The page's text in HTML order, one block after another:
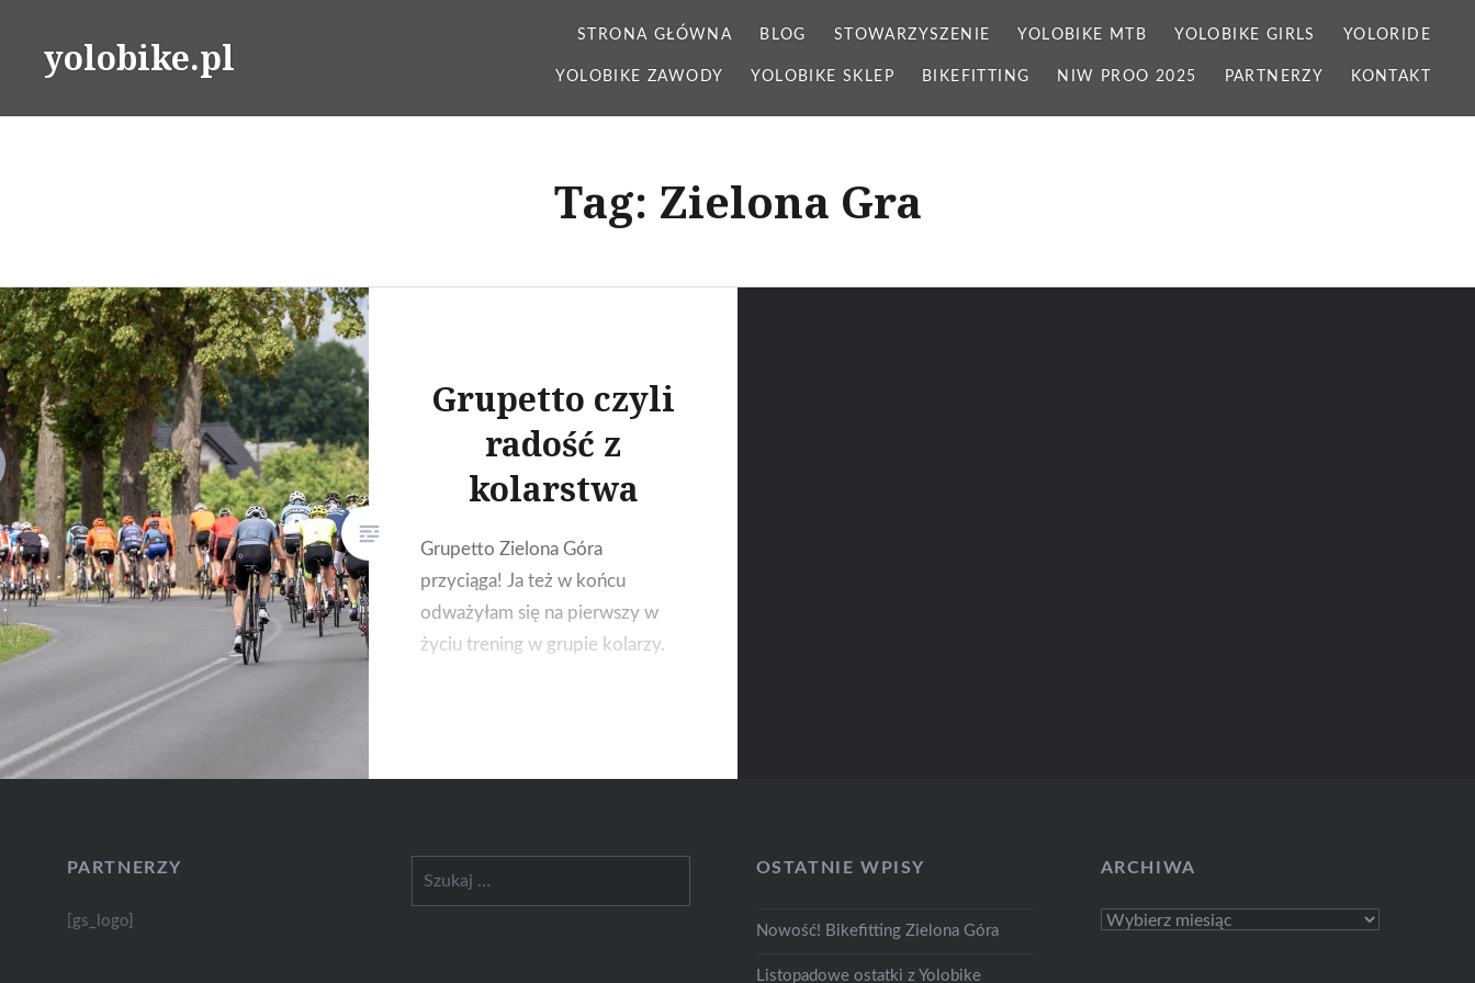
yolobike.pl STRONA GŁÓWNA BLOG STOWARZYSZENIE YOLOBIKE MTB YOLOBIKE GIRLS YOLORIDE
YOLOBIKE ZAWODY YOLOBIKE SKLEP BIKEFITTING NIW PROO 2025 PARTNERZY KONTAKT
Tag: Zielona Gra
Grupetto czyli
radość z
kolarstwa
Grupetto Zielona Góra
przyciąga! Ja też w końcu
odważyłam się na pierwszy w
życiu trening w grupie kolarzy.
PARTNERZY
[gs_logo]
OSTATNIE WPISY
Nowość! Bikefitting Zielona Góra
Listopadowe ostatki z Yolobike
ARCHIWA
Archiwa